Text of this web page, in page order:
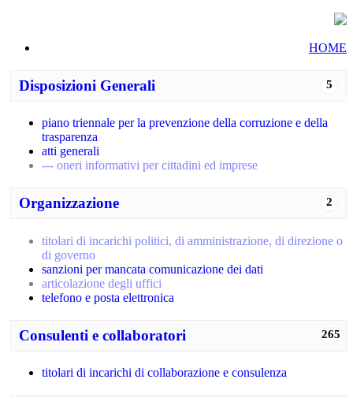
HOME
5
Disposizioni Generali
piano triennale per la prevenzione della corruzione e della
trasparenza
atti generali
--- oneri informativi per cittadini ed imprese
2
Organizzazione
titolari di incarichi politici, di amministrazione, di direzione o
di governo
sanzioni per mancata comunicazione dei dati
articolazione degli uffici
telefono e posta elettronica
265
Consulenti e collaboratori
titolari di incarichi di collaborazione e consulenza